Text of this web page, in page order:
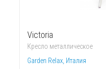
Victoria
Кресло металлическое
Garden Relax, Италия